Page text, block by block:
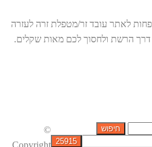
משפחות לאתר עובד זר/מטפלת זרה לעזרה
דרך הרשת ולחסוך לכם מאות שקלים.
©
Copyright